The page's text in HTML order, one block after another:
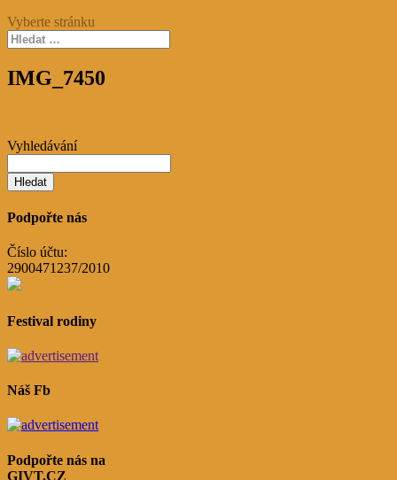
Vyberte stránku
IMG_7450
Vyhledávání
Podpořte nás
Číslo účtu:
2900471237/2010
Festival rodiny
Náš Fb
Podpořte nás na
GIVT.CZ